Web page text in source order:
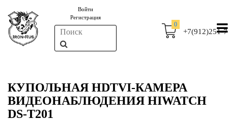
Войти
Регистрация
0
+7(912)251-
КУПОЛЬНАЯ HDTVI-КАМЕРА
ВИДЕОНАБЛЮДЕНИЯ HIWATCH
DS-T201